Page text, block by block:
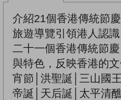
介紹21個香港傳統節
旅遊導覽引領港人認
二十一個香港傳統節
與特色，反映香港的
宵節│洪聖誕│三山國
帝誕│天后誕│太平清